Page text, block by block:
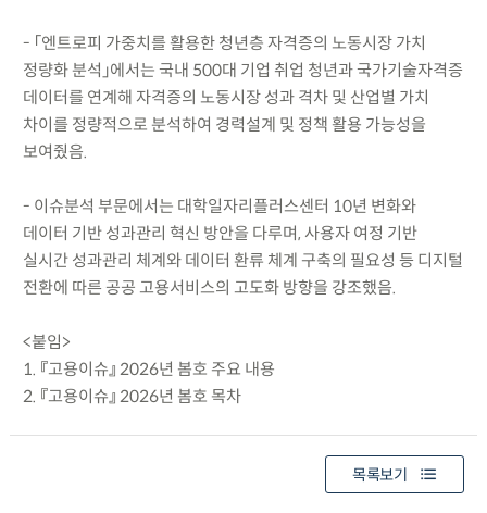
- 「엔트로피 가중치를 활용한 청년층 자격증의 노동시장 가치
정량화 분석」에서는 국내 500대 기업 취업 청년과 국가기술자격증
데이터를 연계해 자격증의 노동시장 성과 격차 및 산업별 가치
차이를 정량적으로 분석하여 경력설계 및 정책 활용 가능성을
보여줬음.
- 이슈분석 부문에서는 대학일자리플러스센터 10년 변화와
데이터 기반 성과관리 혁신 방안을 다루며, 사용자 여정 기반
실시간 성과관리 체계와 데이터 환류 체계 구축의 필요성 등 디지털
전환에 따른 공공 고용서비스의 고도화 방향을 강조했음.
<붙임>
1. 『고용이슈』 2026년 봄호 주요 내용
2. 『고용이슈』 2026년 봄호 목차
목록보기